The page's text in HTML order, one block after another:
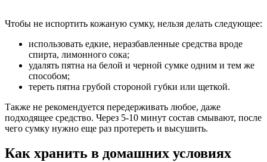
Чтобы не испортить кожаную сумку, нельзя делать следующее:
использовать едкие, неразбавленные средства вроде
спирта, лимонного сока;
удалять пятна на белой и черной сумке одним и тем же
способом;
тереть пятна грубой стороной губки или щеткой.
Также не рекомендуется передерживать любое, даже
подходящее средство. Через 5-10 минут состав смывают, после
чего сумку нужно еще раз протереть и высушить.
Как хранить в домашних условиях